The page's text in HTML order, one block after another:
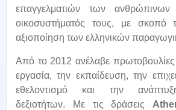
επαγγελματιών των
οικοσυστήματός τους, με σκοπό
αξιοποίηση των ελληνικών
Από το 2012 ανέλαβε
εργασία, την εκπαίδευση, την
εθελοντισμό και την
δεξιοτήτων. Με τις δράσεις